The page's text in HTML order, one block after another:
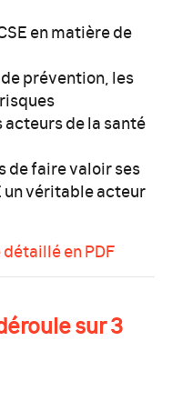
en matière de
prévention, les
de la santé
de faire valoir ses
un véritable acteur
en PDF
sur 3